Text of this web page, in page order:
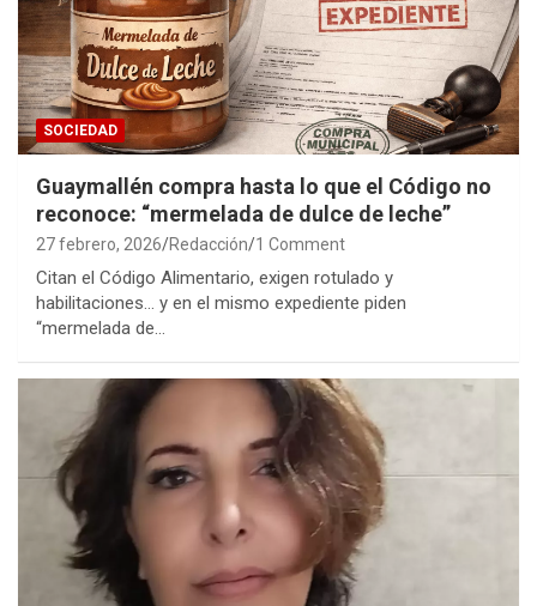
SOCIEDAD
Guaymallén compra hasta lo que el Código no
reconoce: “mermelada de dulce de leche”
27 febrero, 2026 Redacción 1 Comment
Citan el Código Alimentario, exigen rotulado y
habilitaciones… y en el mismo expediente piden
“mermelada de…